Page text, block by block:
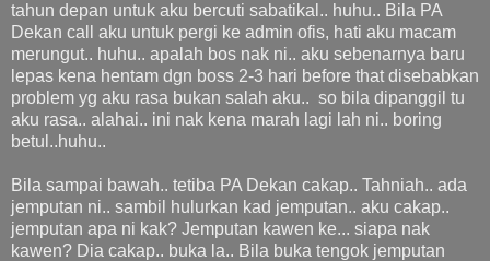
tahun depan untuk aku bercuti sabatikal.. huhu.. Bila PA
Dekan call aku untuk pergi ke admin ofis, hati aku macam
merungut.. huhu.. apalah bos nak ni.. aku sebenarnya baru
lepas kena hentam dgn boss 2-3 hari before that disebabkan
problem yg aku rasa bukan salah aku.. so bila dipanggil tu
aku rasa.. alahai.. ini nak kena marah lagi lah ni.. boring
betul..huhu..
Bila sampai bawah.. tetiba PA Dekan cakap.. Tahniah.. ada
jemputan ni.. sambil hulurkan kad jemputan.. aku cakap..
jemputan apa ni kak? Jemputan kawen ke... siapa nak
kawen? Dia cakap.. buka la.. Bila buka tengok jemputan